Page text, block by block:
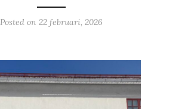
Posted on 22 februari, 2026